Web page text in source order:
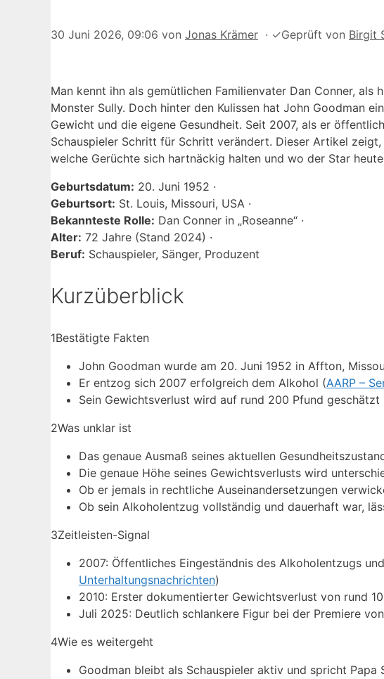
30 Juni 2026, 09:06 von Jonas Krämer · ✓Geprüft von Birgit
Man kennt ihn als gemütlichen Familienvater Dan Conner,
Monster Sully. Doch hinter den Kulissen hat John Goodman
Gewicht und die eigene Gesundheit. Seit 2007, als er
Schauspieler Schritt für Schritt verändert. Dieser Artikel
welche Gerüchte sich hartnäckig halten und wo der Star
Geburtsdatum: 20. Juni 1952 ·
Geburtsort: St. Louis, Missouri, USA ·
Bekannteste Rolle: Dan Conner in „Roseanne“ ·
Alter: 72 Jahre (Stand 2024) ·
Beruf: Schauspieler, Sänger, Produzent
Kurzüberblick
1Bestätigte Fakten
John Goodman wurde am 20. Juni 1952 in Affton,
Er entzog sich 2007 erfolgreich dem Alkohol (AARP –
Sein Gewichtsverlust wird auf rund 200 Pfund geschätzt
2Was unklar ist
Das genaue Ausmaß seines aktuellen
Die genaue Höhe seines Gewichtsverlusts wird
Ob er jemals in rechtliche Auseinandersetzungen
Ob sein Alkoholentzug vollständig und dauerhaft war,
3Zeitleisten-Signal
2007: Öffentliches Eingeständnis des Alkoholentzugs
Unterhaltungsnachrichten)
2010: Erster dokumentierter Gewichtsverlust von rund
Juli 2025: Deutlich schlankere Figur bei der Premiere von
4Wie es weitergeht
Goodman bleibt als Schauspieler aktiv und spricht Papa